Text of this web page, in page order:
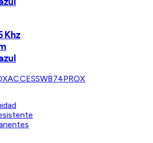
Khz
ACCESSWB74PROX